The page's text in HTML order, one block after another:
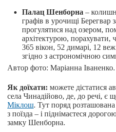
Палац Шенборна –
графів в урочищі Берегвар
прогулятися над озером,
архітектурою, порахувати,
365 вікон, 52 димарі, 12
згідно з астрономічною
Автор фото: Маріанна Іваненко.
Як доїхати: можете дістатися
села Чинадійово, де, до речі, є
Міклош. Тут поряд
з поїзда – і піднімаєтеся
замку Шенборна.